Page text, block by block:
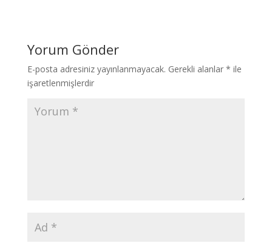
Yorum Gönder
E-posta adresiniz yayınlanmayacak. Gerekli alanlar * ile
işaretlenmişlerdir